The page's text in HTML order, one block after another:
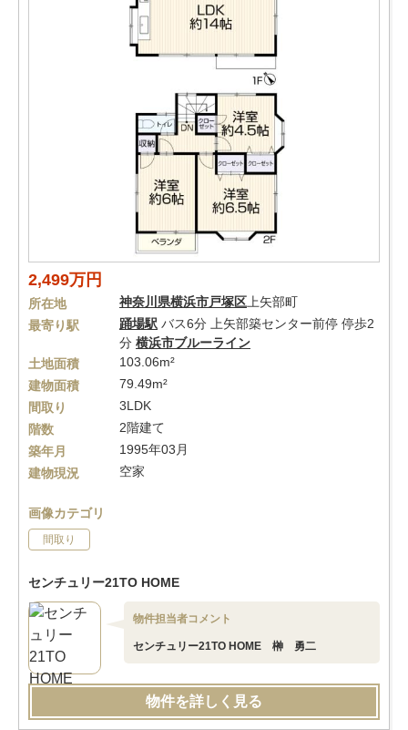
2,499万円
所在地 神奈川県横浜市戸塚区 上矢部町
最寄り駅
踊場駅 バス6分 上矢部築センター前停 停歩2
分 横浜市ブルーライン
土地面積
103.06m²
建物面積
79.49m²
間取り
3LDK
階数
2階建て
築年月
1995年03月
建物現況
空家
画像カテゴリ
間取り
センチュリー21TO HOME
物件担当者コメント
センチュリー21TO HOME 榊 勇二
物件を詳しく見る